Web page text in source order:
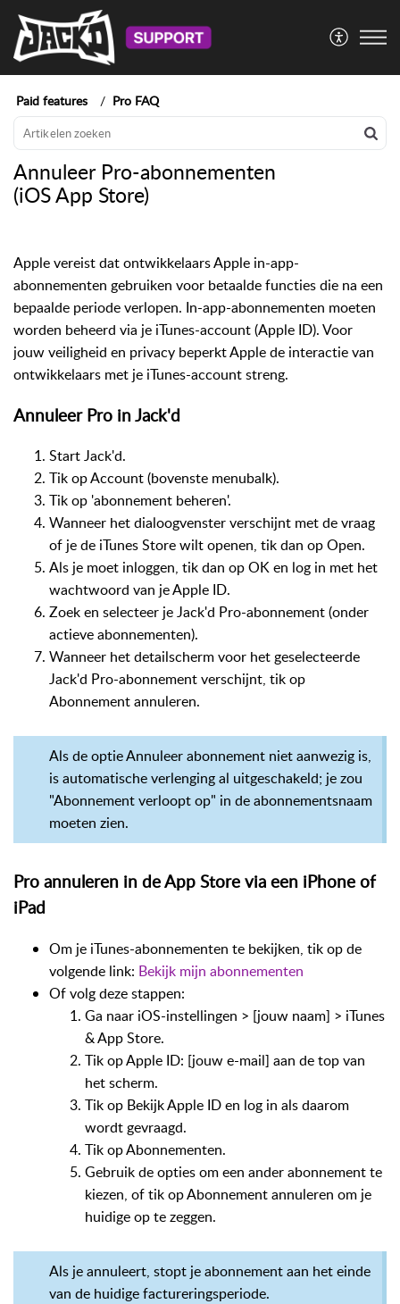
Paid features Pro FAQ
Annuleer Pro-abonnementen
(iOS App Store)
Apple vereist dat ontwikkelaars Apple in-app-
abonnementen gebruiken voor betaalde functies die na een
bepaalde periode verlopen. In-app-abonnementen moeten
worden beheerd via je iTunes-account (Apple ID). Voor
jouw veiligheid en privacy beperkt Apple de interactie van
ontwikkelaars met je iTunes-account streng.
Annuleer Pro in Jack'd
Start Jack'd.
Tik op Account (bovenste menubalk).
Tik op 'abonnement beheren'.
Wanneer het dialoogvenster verschijnt met de vraag
of je de iTunes Store wilt openen, tik dan op Open.
Als je moet inloggen, tik dan op OK en log in met het
wachtwoord van je Apple ID.
Zoek en selecteer je Jack'd Pro-abonnement (onder
actieve abonnementen).
Wanneer het detailscherm voor het geselecteerde
Jack'd Pro-abonnement verschijnt, tik op
Abonnement annuleren.
Als de optie Annuleer abonnement niet aanwezig is,
is automatische verlenging al uitgeschakeld; je zou
"Abonnement verloopt op" in de abonnementsnaam
moeten zien.
Pro annuleren in de App Store via een iPhone of
iPad
Om je iTunes-abonnementen te bekijken, tik op de
volgende link: Bekijk mijn abonnementen
Of volg deze stappen:
Ga naar iOS-instellingen > [jouw naam] > iTunes
& App Store.
Tik op Apple ID: [jouw e-mail] aan de top van
het scherm.
Tik op Bekijk Apple ID en log in als daarom
wordt gevraagd.
Tik op Abonnementen.
Gebruik de opties om een ander abonnement te
kiezen, of tik op Abonnement annuleren om je
huidige op te zeggen.
Als je annuleert, stopt je abonnement aan het einde
van de huidige factureringsperiode.